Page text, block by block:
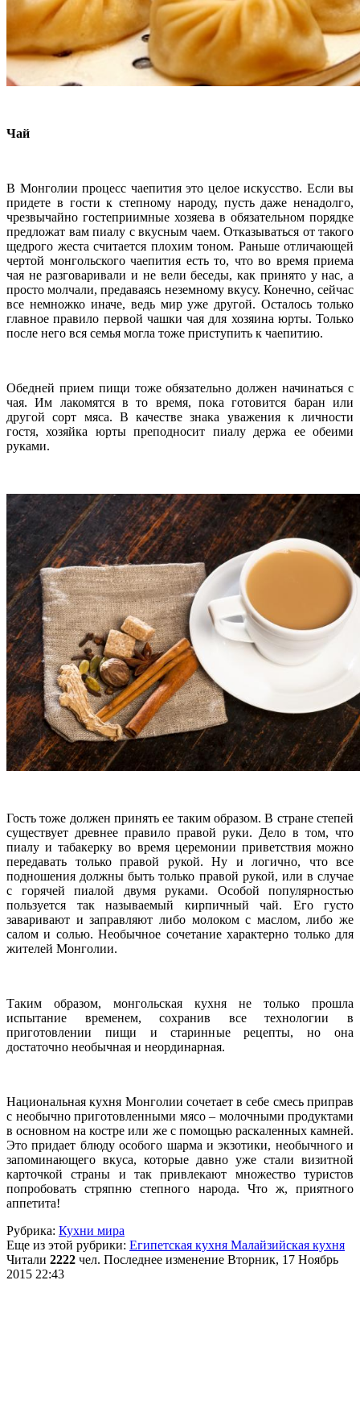
Чай
В Монголии процесс чаепития это целое искусство. Если вы
придете в гости к степному народу, пусть даже ненадолго,
чрезвычайно гостеприимные хозяева в обязательном порядке
предложат вам пиалу с вкусным чаем. Отказываться от такого
щедрого жеста считается плохим тоном. Раньше отличающей
чертой монгольского чаепития есть то, что во время приема
чая не разговаривали и не вели беседы, как принято у нас, а
просто молчали, предаваясь неземному вкусу. Конечно, сейчас
все немножко иначе, ведь мир уже другой. Осталось только
главное правило первой чашки чая для хозяина юрты. Только
после него вся семья могла тоже приступить к чаепитию.
Обедней прием пищи тоже обязательно должен начинаться с
чая. Им лакомятся в то время, пока готовится баран или
другой сорт мяса. В качестве знака уважения к личности
гостя, хозяйка юрты преподносит пиалу держа ее обеими
руками.
Гость тоже должен принять ее таким образом. В стране степей
существует древнее правило правой руки. Дело в том, что
пиалу и табакерку во время церемонии приветствия можно
передавать только правой рукой. Ну и логично, что все
подношения должны быть только правой рукой, или в случае
с горячей пиалой двумя руками. Особой популярностью
пользуется так называемый кирпичный чай. Его густо
заваривают и заправляют либо молоком с маслом, либо же
салом и солью. Необычное сочетание характерно только для
жителей Монголии.
Таким образом, монгольская кухня не только прошла
испытание временем, сохранив все технологии в
приготовлении пищи и старинные рецепты, но она
достаточно необычная и неординарная.
Национальная кухня Монголии сочетает в себе смесь приправ
с необычно приготовленными мясо – молочными продуктами
в основном на костре или же с помощью раскаленных камней.
Это придает блюду особого шарма и экзотики, необычного и
запоминающего вкуса, которые давно уже стали визитной
карточкой страны и так привлекают множество туристов
попробовать стряпню степного народа. Что ж, приятного
аппетита!
Рубрика: Кухни мира
Еще из этой рубрики: Египетская кухня Малайзийская кухня
Читали 2222 чел. Последнее изменение Вторник, 17 Ноябрь
2015 22:43